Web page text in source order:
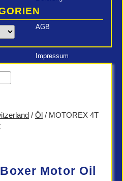
AGB
Impressum
/ Öl / MOTOREX 4T
Motor Oil